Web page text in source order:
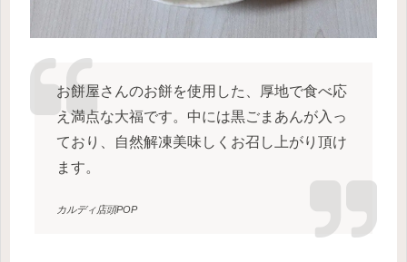
お餅屋さんのお餅を使用した、厚地で食べ応
え満点な大福です。中には黒ごまあんが入っ
ており、自然解凍美味しくお召し上がり頂け
ます。
カルディ店頭POP